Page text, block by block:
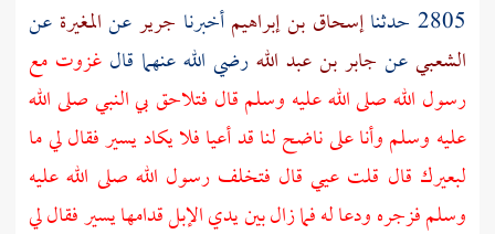
2805 حدثنا
إسحاق بن إبراهيمأخبرنا جريرعنالمغيرة عن
الشعبيعن جابر بن عبد اللهرضي الله عنهما قال غزوت مع
رسول الله صلى الله عليه وسلم قال فتلاحق بي النبي صلى الله
عليه وسلم وأنا على ناضح لنا قد أعيا فلا يكاد يسير فقال لي ما
لبعيرك قال قلت عيي قال فتخلف رسول الله صلى الله عليه
وسلم فزجره ودعا له فما زال بين يدي الإبل قدامها يسير فقال لي